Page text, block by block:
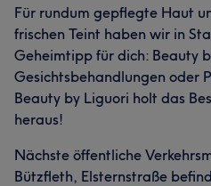
Für rundum gepflegte Haut
frischen Teint haben wir in
Geheimtipp für dich: Beauty
Gesichtsbehandlungen oder
Beauty by Liguori holt das
heraus!
Nächste öffentliche
Bützfleth, Elsternstraße